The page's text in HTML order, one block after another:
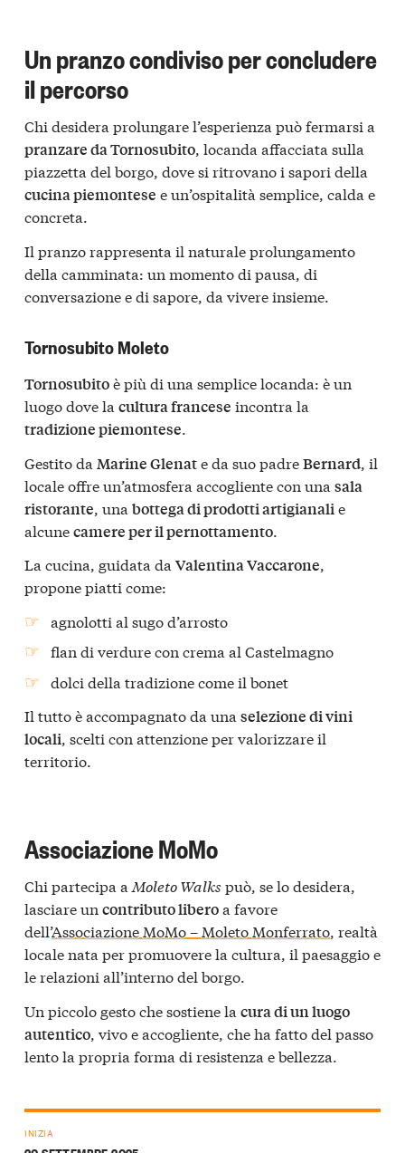
Un pranzo condiviso per concludere
il percorso
Chi desidera prolungare l’esperienza può fermarsi a
pranzare da Tornosubito, locanda affacciata sulla
piazzetta del borgo, dove si ritrovano i sapori della
cucina piemontese e un’ospitalità semplice, calda e
concreta.
Il pranzo rappresenta il naturale prolungamento
della camminata: un momento di pausa, di
conversazione e di sapore, da vivere insieme.
Tornosubito Moleto
Tornosubitoè più di una semplice locanda: è un
luogo dove la cultura francese incontra la
tradizione piemontese.
Gestito da Marine Glenate da suo padreBernard, il
locale offre un’atmosfera accogliente con una sala
ristorante, una bottega di prodotti artigianalie
alcunecamere per il pernottamento.
La cucina, guidata da Valentina Vaccarone,
propone piatti come:
agnolotti al sugo d’arrosto
flan di verdure con crema al Castelmagno
dolci della tradizione come il bonet
Il tutto è accompagnato da una selezione di vini
locali, scelti con attenzione per valorizzare il
territorio.
Associazione MoMo
Chi partecipa a Moleto Walks può, se lo desidera,
lasciare un contributo liberoa favore
dell’Associazione MoMo – Moleto Monferrato, realtà
locale nata per promuovere la cultura, il paesaggio e
le relazioni all’interno del borgo.
Un piccolo gesto che sostiene la cura di un luogo
autentico, vivo e accogliente, che ha fatto del passo
lento la propria forma di resistenza e bellezza.
INIZIA